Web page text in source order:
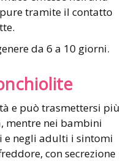
tramite il contatto
da 6 a 10 giorni.
e può trasmettersi più
mentre nei bambini
e negli adulti i sintomi
con secrezione